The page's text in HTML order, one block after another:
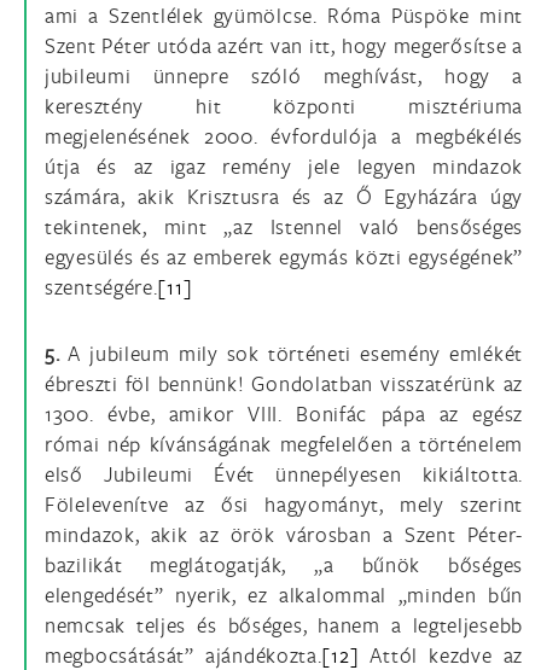
ami a Szentlélek gyümölcse. Róma Püspöke mint
Szent Péter utóda azért van itt, hogy megerősítse a
jubileumi ünnepre szóló meghívást, hogy a
keresztény hit központi misztériuma
megjelenésének 2000. évfordulója a megbékélés
útja és az igaz remény jele legyen mindazok
számára, akik Krisztusra és az Ő Egyházára úgy
tekintenek, mint „az Istennel való bensőséges
egyesülés és az emberek egymás közti egységének”
szentségére.[11]
5.A jubileum mily sok történeti esemény emlékét
ébreszti föl bennünk! Gondolatban visszatérünk az
1300. évbe, amikor VIII. Bonifác pápa az egész
római nép kívánságának megfelelően a történelem
első Jubileumi Évét ünnepélyesen kikiáltotta.
Fölelevenítve az ősi hagyományt, mely szerint
mindazok, akik az örök városban a Szent Péter-
bazilikát meglátogatják, „a bűnök bőséges
elengedését” nyerik, ez alkalommal „minden bűn
nemcsak teljes és bőséges, hanem a legteljesebb
megbocsátását” ajándékozta.[12] Attól kezdve az